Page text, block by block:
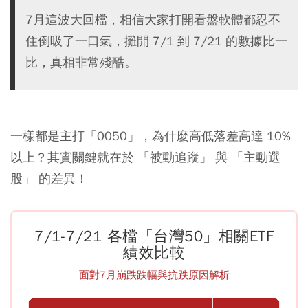
7月這波大回檔，相信大家打開看盤軟體都忍不
住倒吸了一口氣，攤開 7/1 到 7/21 的數據比一
比，真相非常殘酷。
一樣都是主打「0050」，為什麼高低落差高達 10%
以上？其實關鍵就在於 「被動追蹤」 與 「主動選
股」 的差異！
7/1-7/21 各檔「台灣50」相關ETF
績效比較
面對7月崩跌跌幅與抗跌原因解析